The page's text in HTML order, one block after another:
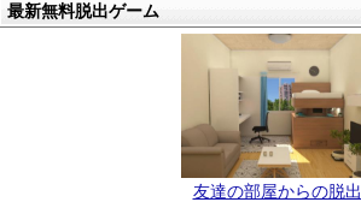
最新無料脱出ゲーム
友達の部屋からの脱出